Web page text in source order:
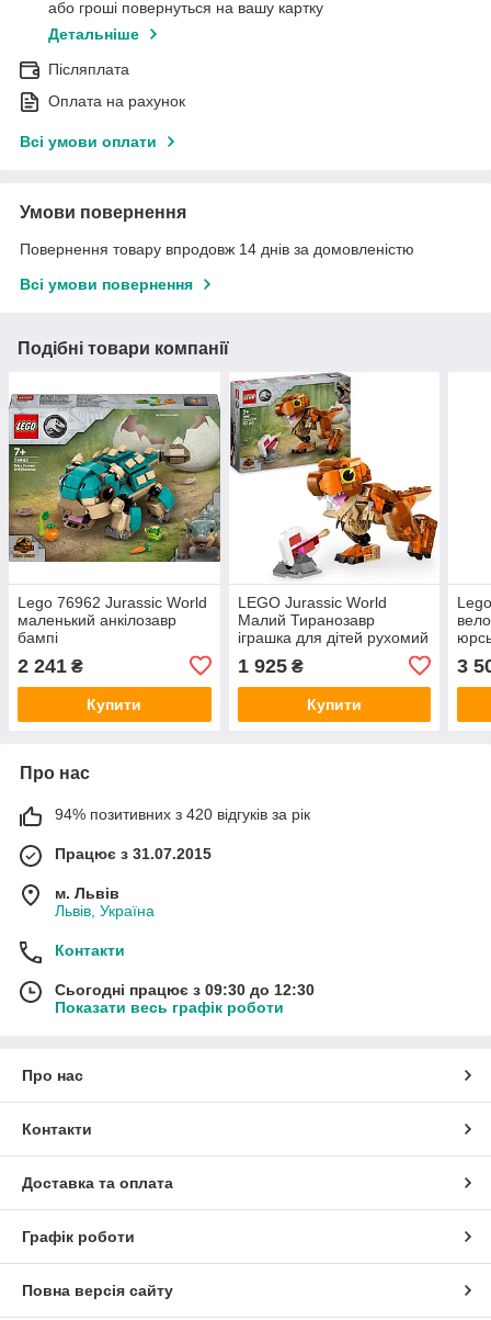
або гроші повернуться на вашу картку
Детальніше
Післяплата
Оплата на рахунок
Всі умови оплати
Умови повернення
Повернення товару впродовж 14 днів за домовленістю
Всі умови повернення
Подібні товари компанії
Lego 76962 Jurassic World
маленький анкілозавр
бампі
2 241 ₴
Купити
LEGO Jurassic World
Малий Тиранозавр
іграшка для дітей рухомий
динозавр T Rex подарунок
для 7-річних хлопчиків і
дівчаток фанатів
1 925₴
Купити
3
Про нас
94% позитивних з 420 відгуків за рік
Працює з 31.07.2015
м. Львів
Львів, Україна
Контакти
Сьогодні працює з 09:30 до 12:30
Показати весь графік роботи
Про нас
Контакти
Доставка та оплата
Графік роботи
Повна версія сайту